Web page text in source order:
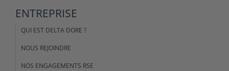
ENTREPRISE
QUI EST DELTA DORE ?
NOUS REJOINDRE
NOS ENGAGEMENTS RSE